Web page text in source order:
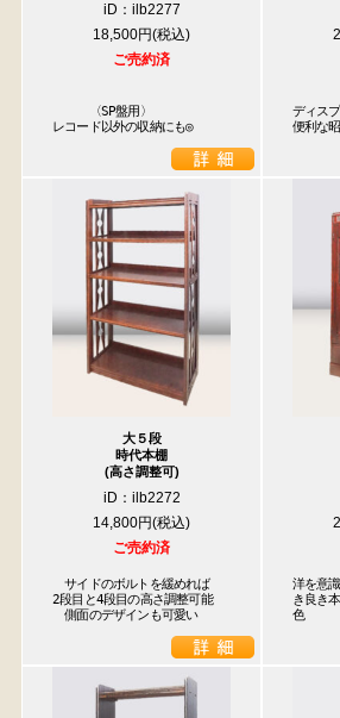
iD：ilb2277
18,500円
ご売約済
〈SP盤用〉
レコード以外の収納にも◎
ディス
便利な
大５段
時代本棚
(高さ調整可)
iD：ilb2272
14,800円
ご売約済
サイドのボルトを緩めれば
2段目と4段目の高さ調整可能
側面のデザインも可愛い
洋を意
き良き
色